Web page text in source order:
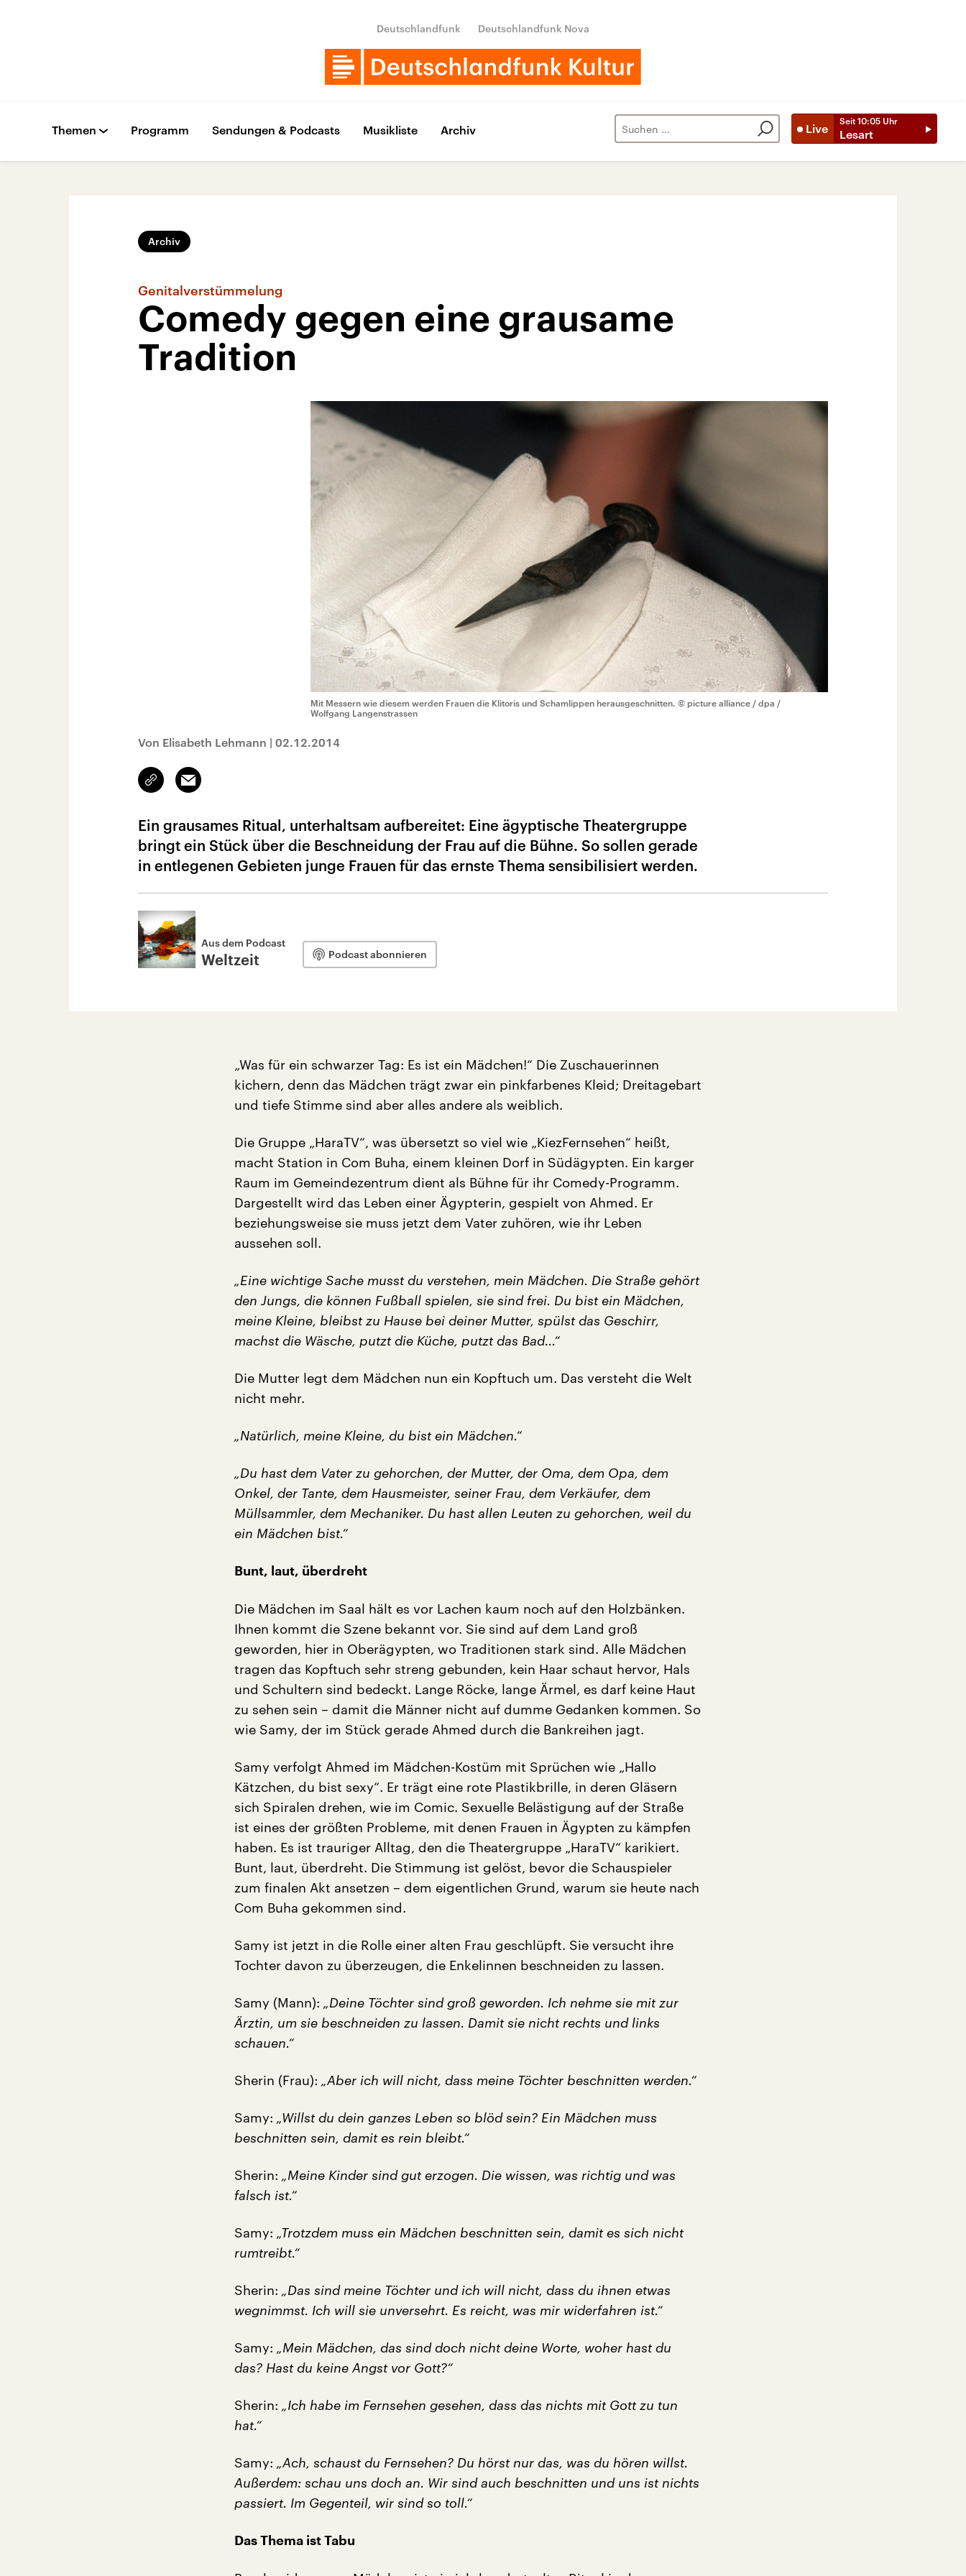
Deutschlandfunk Deutschlandfunk Nova
Live
Seit 10:05 Uhr
Lesart
Themen Programm Sendungen & Podcasts Musikliste Archiv
Archiv
Genitalverstümmelung
Comedy gegen eine grausame
Tradition
Mit Messern wie diesem werden Frauen die Klitoris und Schamlippen herausgeschnitten. © picture alliance / dpa /
Wolfgang Langenstrassen
Von Elisabeth Lehmann | 02.12.2014
Link
kopieren/teilen
Email
Ein grausames Ritual, unterhaltsam aufbereitet: Eine ägyptische Theatergruppe
bringt ein Stück über die Beschneidung der Frau auf die Bühne. So sollen gerade
in entlegenen Gebieten junge Frauen für das ernste Thema sensibilisiert werden.
Aus dem Podcast
Weltzeit Podcast abonnieren
„Was für ein schwarzer Tag: Es ist ein Mädchen!“ Die Zuschauerinnen
kichern, denn das Mädchen trägt zwar ein pinkfarbenes Kleid; Dreitagebart
und tiefe Stimme sind aber alles andere als weiblich.
Die Gruppe „HaraTV“, was übersetzt so viel wie „KiezFernsehen“ heißt,
macht Station in Com Buha, einem kleinen Dorf in Südägypten. Ein karger
Raum im Gemeindezentrum dient als Bühne für ihr Comedy-Programm.
Dargestellt wird das Leben einer Ägypterin, gespielt von Ahmed. Er
beziehungsweise sie muss jetzt dem Vater zuhören, wie ihr Leben
aussehen soll.
„Eine wichtige Sache musst du verstehen, mein Mädchen. Die Straße gehört
den Jungs, die können Fußball spielen, sie sind frei. Du bist ein Mädchen,
meine Kleine, bleibst zu Hause bei deiner Mutter, spülst das Geschirr,
machst die Wäsche, putzt die Küche, putzt das Bad...“
Die Mutter legt dem Mädchen nun ein Kopftuch um. Das versteht die Welt
nicht mehr.
„Natürlich, meine Kleine, du bist ein Mädchen.“
„Du hast dem Vater zu gehorchen, der Mutter, der Oma, dem Opa, dem
Onkel, der Tante, dem Hausmeister, seiner Frau, dem Verkäufer, dem
Müllsammler, dem Mechaniker. Du hast allen Leuten zu gehorchen, weil du
ein Mädchen bist.“
Bunt, laut, überdreht
Die Mädchen im Saal hält es vor Lachen kaum noch auf den Holzbänken.
Ihnen kommt die Szene bekannt vor. Sie sind auf dem Land groß
geworden, hier in Oberägypten, wo Traditionen stark sind. Alle Mädchen
tragen das Kopftuch sehr streng gebunden, kein Haar schaut hervor, Hals
und Schultern sind bedeckt. Lange Röcke, lange Ärmel, es darf keine Haut
zu sehen sein – damit die Männer nicht auf dumme Gedanken kommen. So
wie Samy, der im Stück gerade Ahmed durch die Bankreihen jagt.
Samy verfolgt Ahmed im Mädchen-Kostüm mit Sprüchen wie „Hallo
Kätzchen, du bist sexy“. Er trägt eine rote Plastikbrille, in deren Gläsern
sich Spiralen drehen, wie im Comic. Sexuelle Belästigung auf der Straße
ist eines der größten Probleme, mit denen Frauen in Ägypten zu kämpfen
haben. Es ist trauriger Alltag, den die Theatergruppe „HaraTV“ karikiert.
Bunt, laut, überdreht. Die Stimmung ist gelöst, bevor die Schauspieler
zum finalen Akt ansetzen – dem eigentlichen Grund, warum sie heute nach
Com Buha gekommen sind.
Samy ist jetzt in die Rolle einer alten Frau geschlüpft. Sie versucht ihre
Tochter davon zu überzeugen, die Enkelinnen beschneiden zu lassen.
Samy (Mann): „Deine Töchter sind groß geworden. Ich nehme sie mit zur
Ärztin, um sie beschneiden zu lassen. Damit sie nicht rechts und links
schauen.“
Sherin (Frau): „Aber ich will nicht, dass meine Töchter beschnitten werden.“
Samy: „Willst du dein ganzes Leben so blöd sein? Ein Mädchen muss
beschnitten sein, damit es rein bleibt.“
Sherin: „Meine Kinder sind gut erzogen. Die wissen, was richtig und was
falsch ist.“
Samy: „Trotzdem muss ein Mädchen beschnitten sein, damit es sich nicht
rumtreibt.“
Sherin: „Das sind meine Töchter und ich will nicht, dass du ihnen etwas
wegnimmst. Ich will sie unversehrt. Es reicht, was mir widerfahren ist.“
Samy: „Mein Mädchen, das sind doch nicht deine Worte, woher hast du
das? Hast du keine Angst vor Gott?“
Sherin: „Ich habe im Fernsehen gesehen, dass das nichts mit Gott zu tun
hat.“
Samy: „Ach, schaust du Fernsehen? Du hörst nur das, was du hören willst.
Außerdem: schau uns doch an. Wir sind auch beschnitten und uns ist nichts
passiert. Im Gegenteil, wir sind so toll.“
Das Thema ist Tabu